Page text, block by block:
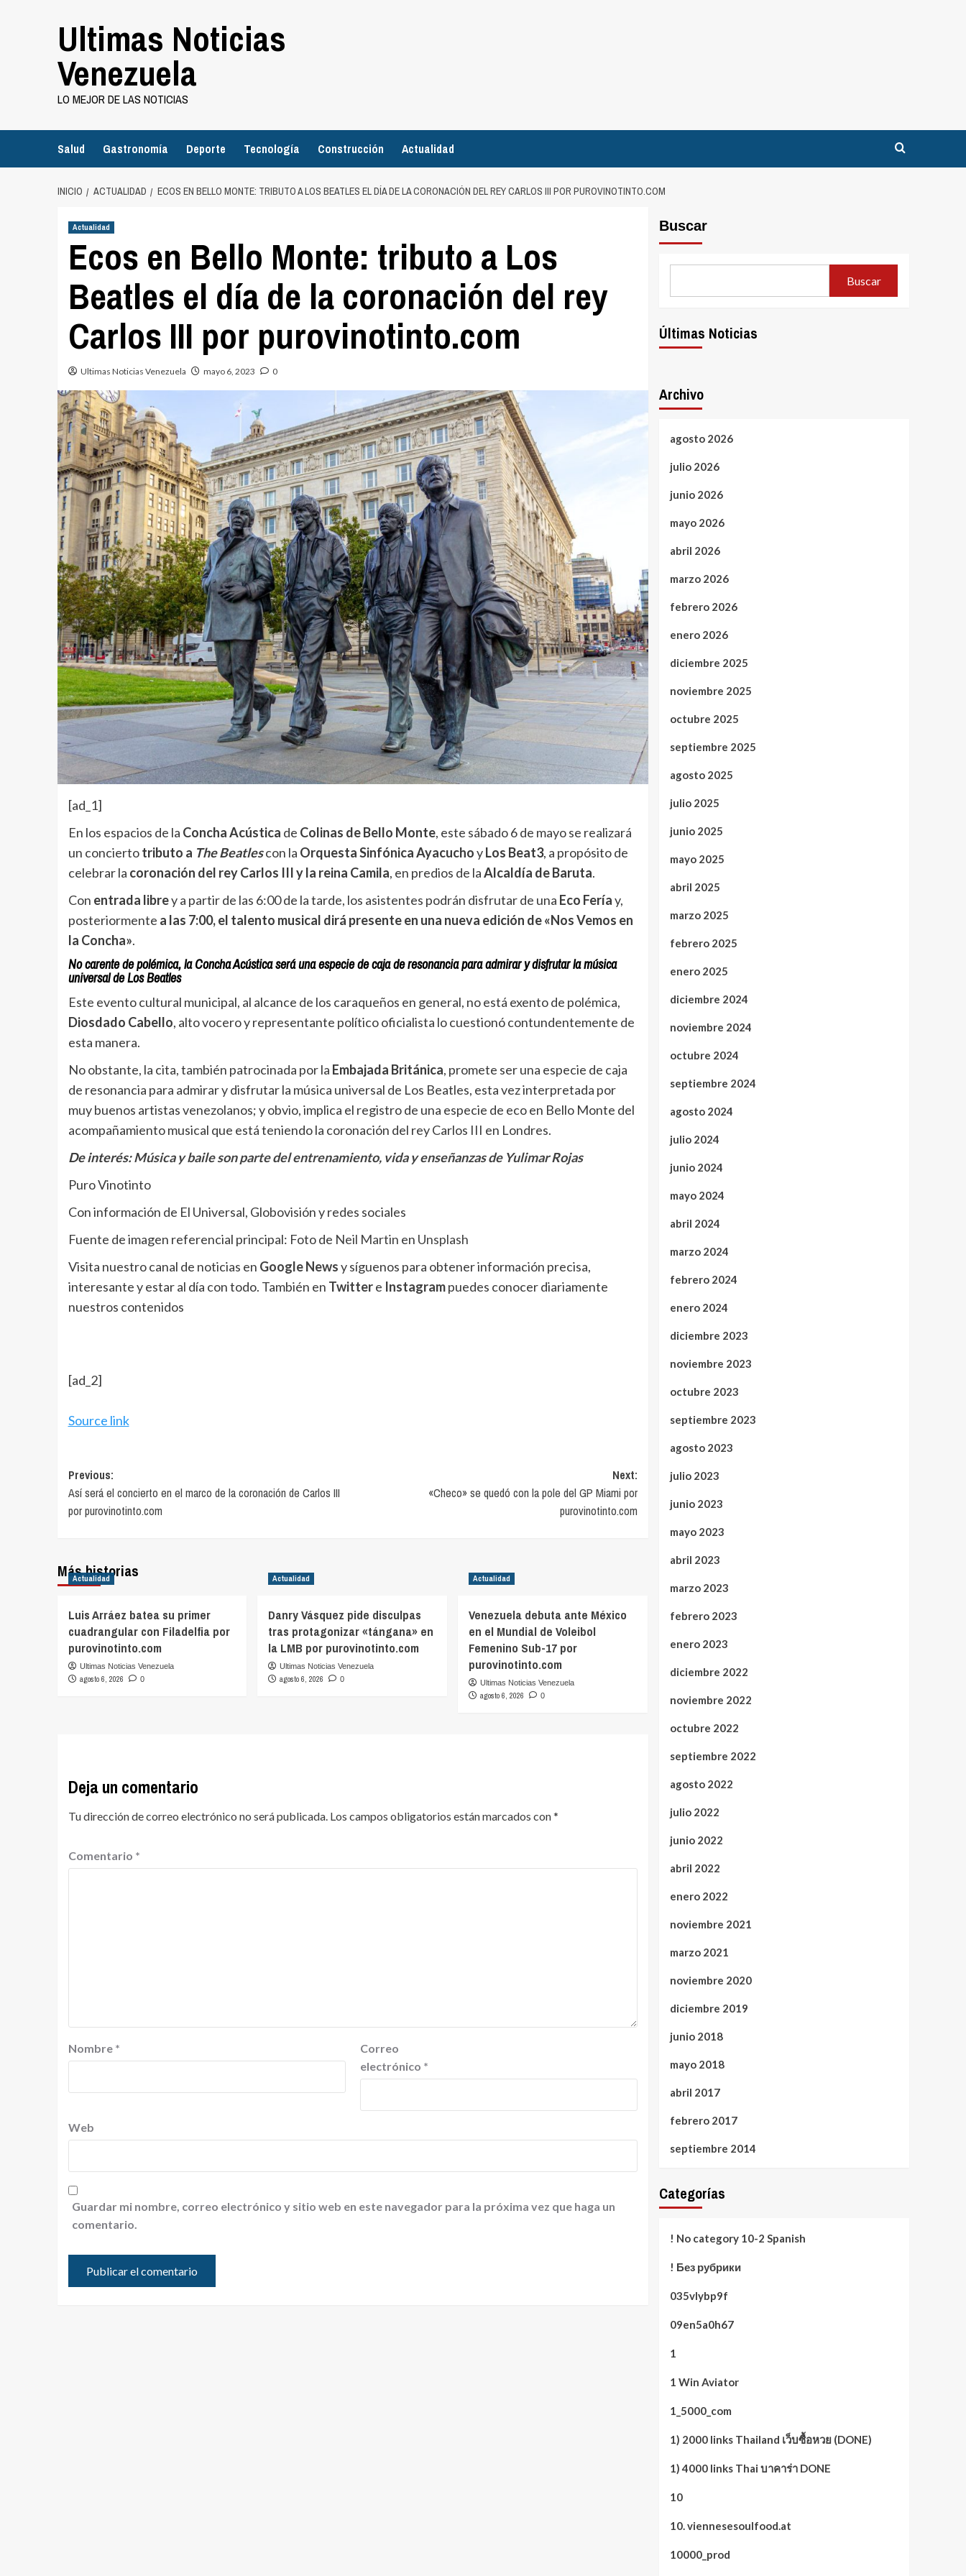
Ultimas Noticias
Venezuela
LO MEJOR DE LAS NOTICIAS
Salud Gastronomía Deporte Tecnología Construcción Actualidad
INICIO ACTUALIDAD ECOS EN BELLO MONTE: TRIBUTO A LOS BEATLES EL DÍA DE LA CORONACIÓN DEL REY CARLOS III POR PUROVINOTINTO.COM
Actualidad
Ecos en Bello Monte: tributo a Los
Beatles el día de la coronación del rey
Carlos III por purovinotinto.com
Ultimas Noticias Venezuela mayo 6, 2023 0
[ad_1]
En los espacios de la Concha Acústica de Colinas de Bello Monte, este sábado 6 de mayo se realizará
un conciertotributo a The Beatlescon la Orquesta Sinfónica AyacuchoyLos Beat3, a propósito de
celebrar la coronación del rey Carlos III y la reina Camila, en predios de laAlcaldía de Baruta.
Con entrada librey a partir de las 6:00 de la tarde, los asistentes podrán disfrutar de una Eco Feríay,
posteriormente a las 7:00, el talento musical dirá presente en una nueva edición de «Nos Vemos en
la Concha».
No carente de polémica, la Concha Acústica será una especie de caja de resonancia para admirar y disfrutar la música
universal de Los Beatles
Este evento cultural municipal, al alcance de los caraqueños en general, no está exento de polémica,
Diosdado Cabello, alto vocero y representante político oficialista lo cuestionó contundentemente de
esta manera.
No obstante, la cita, también patrocinada por la Embajada Británica, promete ser una especie de caja
de resonancia para admirar y disfrutar la música universal de Los Beatles, esta vez interpretada por
muy buenos artistas venezolanos; y obvio, implica el registro de una especie de eco en Bello Monte del
acompañamiento musical que está teniendo la coronación del rey Carlos III en Londres.
De interés:Música y baile son parte del entrenamiento, vida y enseñanzas de Yulimar Rojas
Puro Vinotinto
Con información de El Universal, Globovisión y redes sociales
Fuente de imagen referencial principal: Foto de Neil Martin en Unsplash
Visita nuestro canal de noticias en Google Newsy síguenos para obtener información precisa,
interesante y estar al día con todo. También en Twittere Instagrampuedes conocer diariamente
nuestros contenidos
[ad_2]
Source link
Post
navigation
Previous:
Así será el concierto en el marco de la coronación de Carlos III
por purovinotinto.com
Next:
«Checo» se quedó con la pole del GP Miami por
purovinotinto.com
Más historias
Actualidad
Luis Arráez batea su primer
cuadrangular con Filadelfia por
purovinotinto.com
Ultimas Noticias Venezuela
agosto 6, 2026 0
Actualidad
Danry Vásquez pide disculpas
tras protagonizar «tángana» en
la LMB por purovinotinto.com
Ultimas Noticias Venezuela
agosto 6, 2026 0
Actualidad
Venezuela debuta ante México
en el Mundial de Voleibol
Femenino Sub-17 por
purovinotinto.com
Ultimas Noticias Venezuela
agosto 6, 2026 0
Deja un comentario
Tu dirección de correo electrónico no será publicada. Los campos obligatorios están marcados con*
Comentario *
Nombre *
Correo
electrónico *
Web
Guardar mi nombre, correo electrónico y sitio web en este navegador para la próxima vez que haga un
comentario.
Buscar
Buscar
Últimas Noticias
Archivo
agosto 2026
julio 2026
junio 2026
mayo 2026
abril 2026
marzo 2026
febrero 2026
enero 2026
diciembre 2025
noviembre 2025
octubre 2025
septiembre 2025
agosto 2025
julio 2025
junio 2025
mayo 2025
abril 2025
marzo 2025
febrero 2025
enero 2025
diciembre 2024
noviembre 2024
octubre 2024
septiembre 2024
agosto 2024
julio 2024
junio 2024
mayo 2024
abril 2024
marzo 2024
febrero 2024
enero 2024
diciembre 2023
noviembre 2023
octubre 2023
septiembre 2023
agosto 2023
julio 2023
junio 2023
mayo 2023
abril 2023
marzo 2023
febrero 2023
enero 2023
diciembre 2022
noviembre 2022
octubre 2022
septiembre 2022
agosto 2022
julio 2022
junio 2022
abril 2022
enero 2022
noviembre 2021
marzo 2021
noviembre 2020
diciembre 2019
junio 2018
mayo 2018
abril 2017
febrero 2017
septiembre 2014
Categorías
! No category 10-2 Spanish
! Без рубрики
035vlybp9f
09en5a0h67
1
1 Win Aviator
1_5000_com
1) 2000 links Thailand เว็บซื้อหวย (DONE)
1) 4000 links Thai บาคาร่า DONE
10
10. viennesesoulfood.at
10000_prod